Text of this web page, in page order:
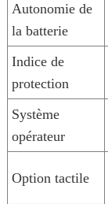
Autonomie de
la batterie
Indice de
protection
Système
opérateur
Option tactile